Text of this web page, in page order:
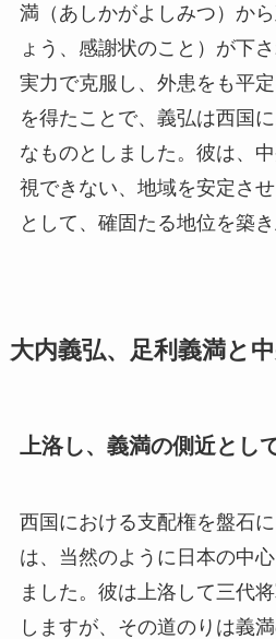
満（あしかがよしみつ）か
ょう、感謝状のこと）が下
実力で克服し、外患をも平
を得たことで、義弘は西国
なものとしました。彼は、
視できない、地域を安定さ
として、確固たる地位を築き
大内義弘、足利義満と
上洛し、義満の側近とし
西国における支配権を盤石
は、当然のように日本の中
ました。彼は上洛して三代
しますが、その道のりは義